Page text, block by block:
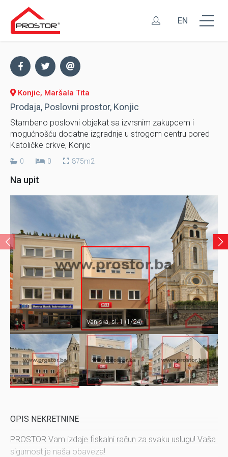
EN
Konjic, Maršala Tita
Prodaja, Poslovni prostor, Konjic
Stambeno poslovni objekat sa izvrsnim zakupcem i
mogućnošću dodatne izgradnje u strogom centru pored
Katoličke crkve, Konjic
0 0 875m2
Na upit
Vanjska, sl. 1 (1/24)
OPIS NEKRETNINE
PROSTOR Vam izdaje fiskalni račun za svaku uslugu! Vaša
sigurnost je naša obaveza!